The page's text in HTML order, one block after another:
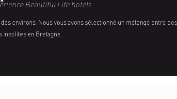
Beautiful Life hotels
environs. Nous vous avons sélectionné un mélange entre des
insolites en Bretagne.